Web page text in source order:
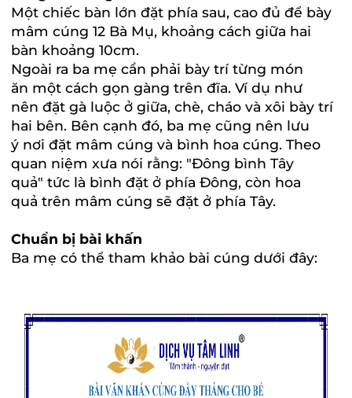
Một chiếc bàn lớn đặt phía sau, cao đủ để bày
mâm cúng 12 Bà Mụ, khoảng cách giữa hai
bàn khoảng 10cm.
Ngoài ra ba mẹ cần phải bày trí từng món
ăn một cách gọn gàng trên đĩa. Ví dụ như
nên đặt gà luộc ở giữa, chè, cháo và xôi bày trí
hai bên. Bên cạnh đó, ba mẹ cũng nên lưu
ý nơi đặt mâm cúng và bình hoa cúng. Theo
quan niệm xưa nói rằng: "Đông bình Tây
quả" tức là bình đặt ở phía Đông, còn hoa
quả trên mâm cúng sẽ đặt ở phía Tây.
Chuẩn bị bài khấn
Ba mẹ có thể tham khảo bài cúng dưới đây: